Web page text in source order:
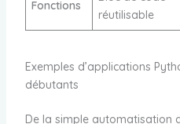
Fonctions
réutilisable
Exemples d’applications
débutants
De la simple automatisation